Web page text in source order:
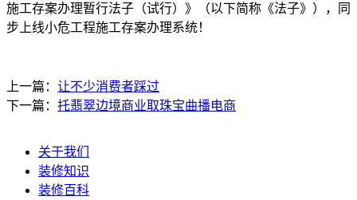
施工存案办理暂行法子（试行）》（以下简称《法子》），同
步上线小危工程施工存案办理系统！
上一篇： 让不少消费者踩过
下一篇： 托翡翠边境商业取珠宝曲播电商
关于我们
装修知识
装修百科